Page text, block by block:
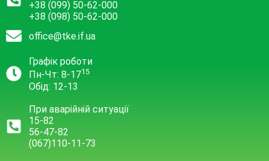
+38 (099) 50-62-000
+38 (098) 50-62-000
office@tke.if.ua
Графік роботи
Пн-Чт: 8-1715
Обід: 12-13
При аварійній ситуації
15-82
56-47-82
(067)110-11-73